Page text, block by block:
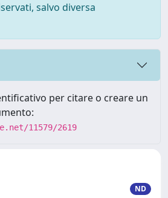
salvo diversa
per citare o creare un
11579/2619
ND